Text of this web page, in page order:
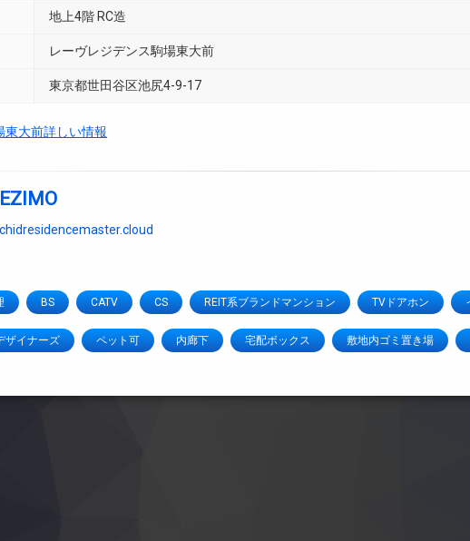
地上4階 RC造
レーヴレジデンス駒場東大前
東京都世田谷区池尻4-9-17
東大前詳しい情報
BS CATV CS REIT系ブランドマンション TVドアホン
ザイナーズ ペット可 内廊下 宅配ボックス 敷地内ゴミ置き場